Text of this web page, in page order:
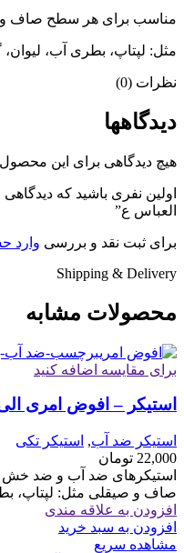
مناسب برای هر سطح صاف
مثل: لپتاپ، بطری آب،
نظرات (0)
دیدگاهها
هیچ دیدگاهی برای این
اولین نفری باشید که
العباس ع”
برای ثبت نقد و بررسی وارد
Shipping & Delivery
محصولات مشابه
برای مقایسه اضافه کنید
استیکر – افوض امری الی
استیکر ضد آب, استیکر تکی
22,000 تومان
استیکرهای ضد آب و ضد خش
صاف و صیقلی مثل: لپتاپ،
افزودن به علاقه مندی
افزودن به سبد خرید
مشاهده سریع